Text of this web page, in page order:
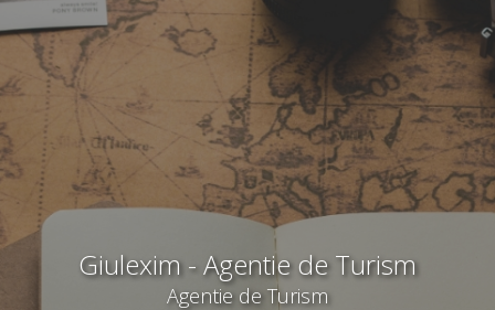
Giulexim - Agentie de Turism
Agentie de Turism